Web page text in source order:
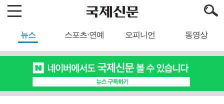
뉴스 스포츠·연예 오피니언 동영상